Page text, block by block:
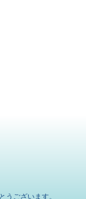
うございます。